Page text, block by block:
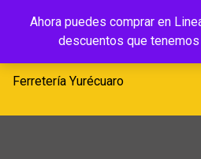
Ahora puedes comprar en
descuentos que tenemos
Ferretería
Yurécuaro
Ferretería Yurécuaro